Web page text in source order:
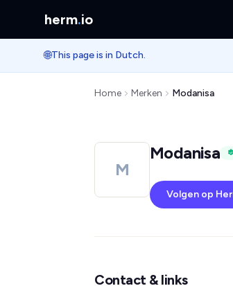
herm.io
🌐This page is in Dutch.
Home Merken Modanisa
M
Modanisa
Volgen op
Contact & links